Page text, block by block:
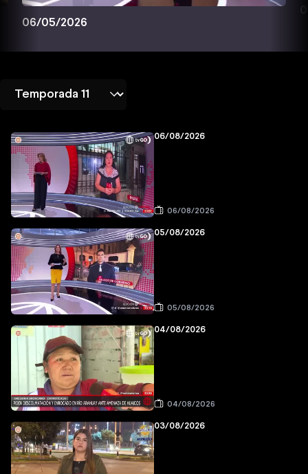
06/05/2026
06/08/2026
06/08/2026
05/08/2026
05/08/2026
04/08/2026
04/08/2026
03/08/2026